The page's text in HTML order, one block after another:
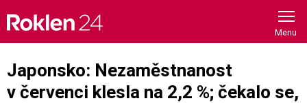
content
Japonsko: Nezaměstnanost
v červenci klesla na 2,2 %; čekalo se,